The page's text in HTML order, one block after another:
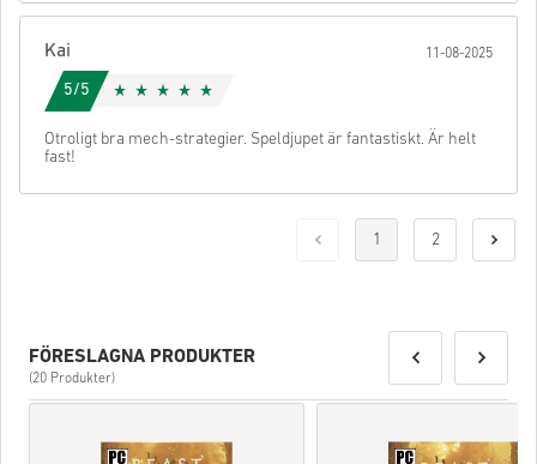
Kai 11-08-2025
5/5
Otroligt bra mech-strategier. Speldjupet är fantastiskt. Är helt
fast!
1 2
FÖRESLAGNA PRODUKTER
(20 Produkter)